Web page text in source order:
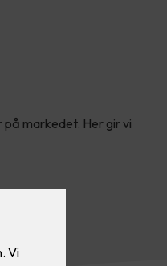
på markedet. Her gir vi